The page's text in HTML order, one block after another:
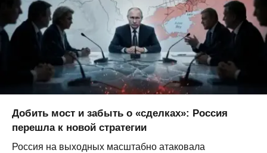
Добить мост и забыть о «сделках»: Россия
перешла к новой стратегии
Россия на выходных масштабно атаковала